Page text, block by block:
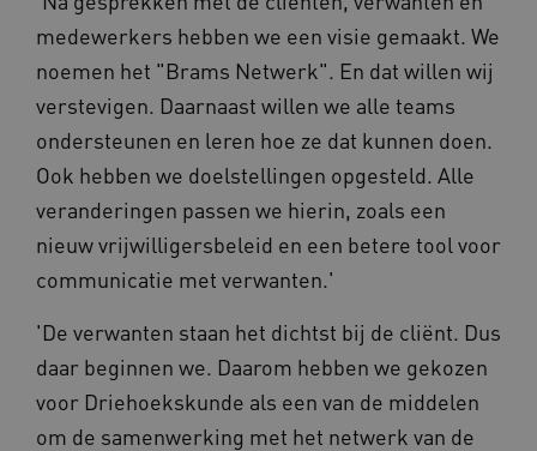
medewerkers hebben we een visie gemaakt. We
noemen het "Brams Netwerk". En dat willen wij
verstevigen. Daarnaast willen we alle teams
ondersteunen en leren hoe ze dat kunnen doen.
Ook hebben we doelstellingen opgesteld. Alle
veranderingen passen we hierin, zoals een
nieuw vrijwilligersbeleid en een betere tool voor
communicatie met verwanten.'
'De verwanten staan het dichtst bij de cliënt. Dus
daar beginnen we. Daarom hebben we gekozen
voor Driehoekskunde als een van de middelen
om de samenwerking met het netwerk van de
Deze functionele en technische cookies zorgen
ervoor dat de website werkt. Deze cookies
worden altijd geplaatst en maken geen inbreuk
op uw privacy.
Naam
Provider/Domein
__Secure-YNID
.youtube.com
ROLLOUT_TOKEN
.youtube.com
FPLC .kennispleingehandicaptensector.nl